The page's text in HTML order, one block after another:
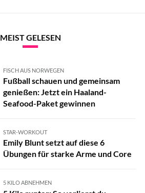
MEIST GELESEN
FISCH AUS NORWEGEN
Fußball schauen und gemeinsam
genießen: Jetzt ein Haaland-
Seafood-Paket gewinnen
STAR-WORKOUT
Emily Blunt setzt auf diese 6
Übungen für starke Arme und Core
5 KILO ABNEHMEN